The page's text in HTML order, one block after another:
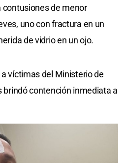
contusiones de menor
uno con fractura en un
de vidrio en un ojo.
víctimas del Ministerio de
brindó contención inmediata a